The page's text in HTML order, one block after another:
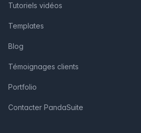
Tutoriels vidéos
Templates
Blog
Témoignages clients
Portfolio
Contacter PandaSuite